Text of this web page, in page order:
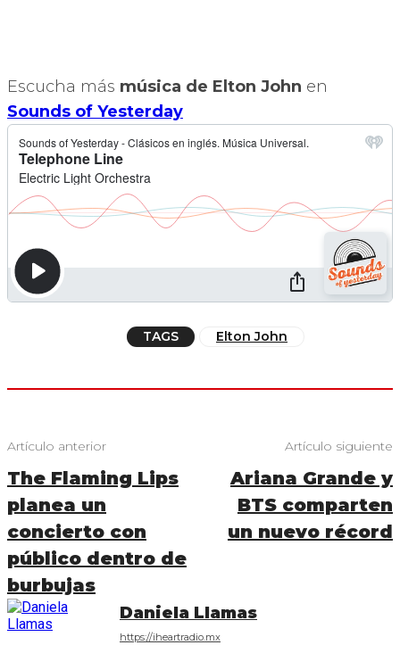
Escucha más música de Elton John en
Sounds of Yesterday
TAGS Elton John
Artículo anterior
The Flaming Lips
planea un
concierto con
público dentro de
burbujas
Artículo siguiente
Ariana Grande y
BTS comparten
un nuevo récord
Daniela Llamas
https://iheartradio.mx